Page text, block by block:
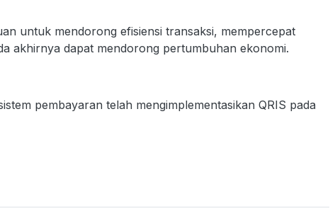
untuk mendorong efisiensi transaksi, mempercepat
akhirnya dapat mendorong pertumbuhan ekonomi.
pembayaran telah mengimplementasikan QRIS pada